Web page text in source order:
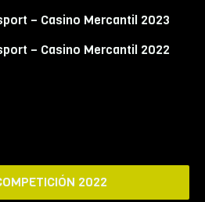
– Casino Mercantil 2023
– Casino Mercantil 2022
2022